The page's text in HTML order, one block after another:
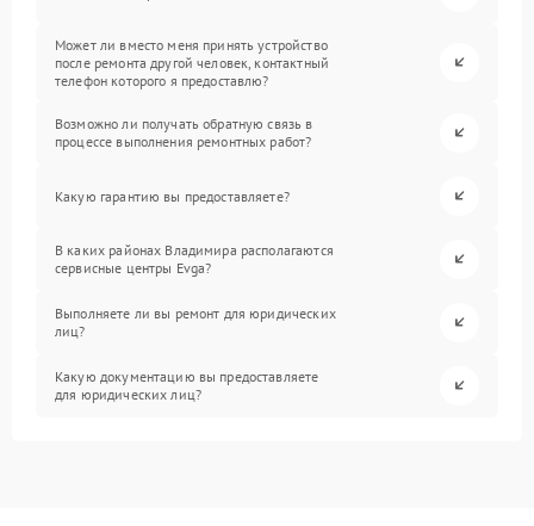
Может ли вместо меня принять устройство
после ремонта другой человек, контактный
телефон которого я предоставлю?
Возможно ли получать обратную связь в
процессе выполнения ремонтных работ?
Какую гарантию вы предоставляете?
В каких районах Владимира располагаются
сервисные центры Evga?
Выполняете ли вы ремонт для юридических
лиц?
Какую документацию вы предоставляете
для юридических лиц?